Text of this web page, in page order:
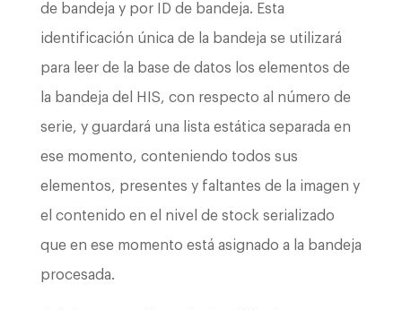
de bandeja y por ID de bandeja. Esta
identificación única de la bandeja se utilizará
para leer de la base de datos los elementos de
la bandeja del HIS, con respecto al número de
serie, y guardará una lista estática separada en
ese momento, conteniendo todos sus
elementos, presentes y faltantes de la imagen y
el contenido en el nivel de stock serializado
que en ese momento está asignado a la bandeja
procesada.